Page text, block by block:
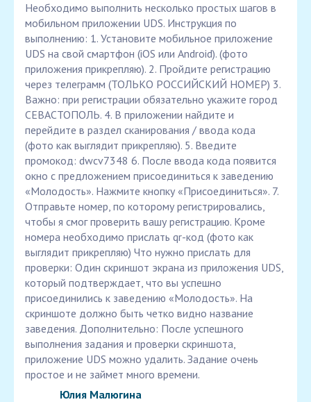
Необходимо выполнить несколько простых шагов в
мобильном приложении UDS. Инструкция по
выполнению: 1. Установите мобильное приложение
UDS на свой смартфон (iOS или Android). (фото
приложения прикрепляю). 2. Пройдите регистрацию
через телеграмм (ТОЛЬКО РОССИЙСКИЙ НОМЕР) 3.
Важно: при регистрации обязательно укажите город
СЕВАСТОПОЛЬ. 4. В приложении найдите и
перейдите в раздел сканирования / ввода кода
(фото как выглядит прикрепляю). 5. Введите
промокод: dwcv7348 6. После ввода кода появится
окно с предложением присоединиться к заведению
«Молодость». Нажмите кнопку «Присоединиться». 7.
Отправьте номер, по которому регистрировались,
чтобы я смог проверить вашу регистрацию. Кроме
номера необходимо прислать qr-код (фото как
выглядит прикрепляю) Что нужно прислать для
проверки: Один скриншот экрана из приложения UDS,
который подтверждает, что вы успешно
присоединились к заведению «Молодость». На
скриншоте должно быть четко видно название
заведения. Дополнительно: После успешного
выполнения задания и проверки скриншота,
приложение UDS можно удалить. Задание очень
простое и не займет много времени.
Юлия Малюгина